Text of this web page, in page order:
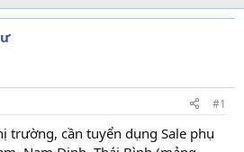
#1
trường, cần tuyển dụng Sale phụ